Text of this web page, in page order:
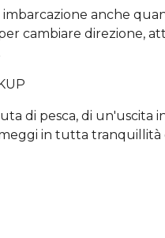
anche
cambiare direzione,
di pesca, di un'uscita
in tutta tranquillità